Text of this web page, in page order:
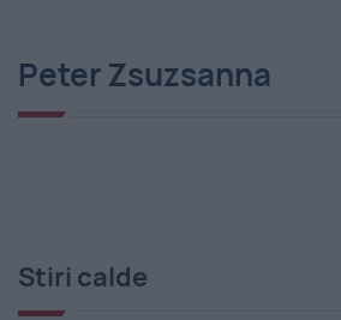
-
Evenimentul
Peter Zsuzsanna
Stiri calde